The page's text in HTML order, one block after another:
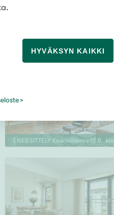
ENSIESITTELY Keskiviikkona 12.8. klo
HYVÄKSYN KAIKKI